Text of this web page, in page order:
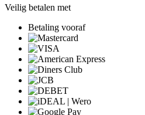
Veilig betalen met
Betaling vooraf